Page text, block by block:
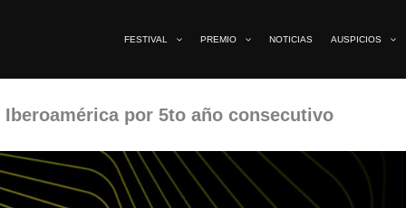
FESTIVAL PREMIO NOTICIAS AUSPICIOS
por 5to año consecutivo